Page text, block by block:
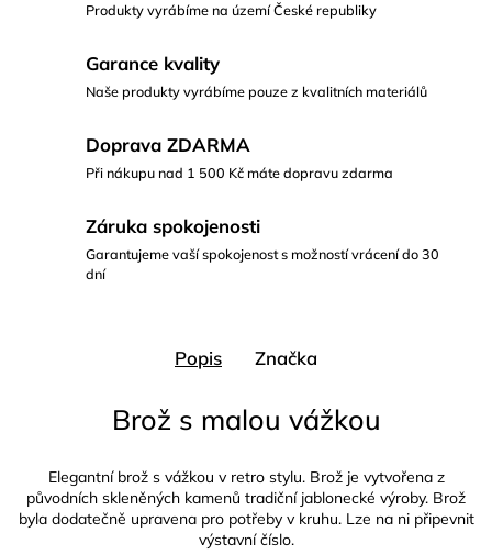
Produkty vyrábíme na území České republiky
Garance kvality
Naše produkty vyrábíme pouze z kvalitních materiálů
Doprava ZDARMA
Při nákupu nad 1 500 Kč máte dopravu zdarma
Záruka spokojenosti
Garantujeme vaší spokojenost s možností vrácení do 30
dní
Popis Značka
Brož s malou vážkou
Elegantní brož s vážkou v retro stylu. Brož je vytvořena z
původních skleněných kamenů tradiční jablonecké výroby. Brož
byla dodatečně upravena pro potřeby v kruhu. Lze na ni připevnit
výstavní číslo.